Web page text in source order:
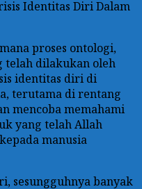
Identitas Diri Dalam
proses ontologi,
telah dilakukan oleh
identitas diri di
terutama di rentang
mencoba memahami
yang telah Allah
manusia
sesungguhnya banyak